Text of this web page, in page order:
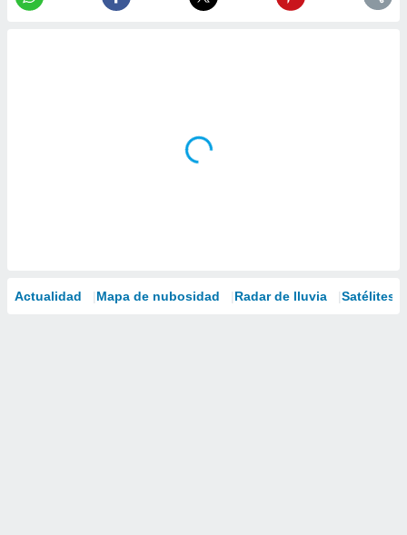
Actualidad Mapa de nubosidad Radar de lluvia Satélites